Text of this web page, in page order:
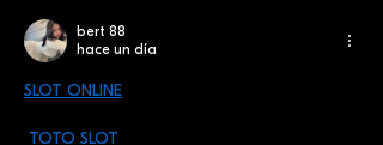
bert 88
hace un día
SLOT ONLINE
TOTO SLOT